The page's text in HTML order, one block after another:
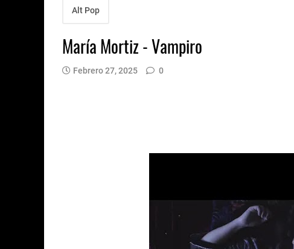
Alt Pop
María Mortiz - Vampiro
Febrero 27, 2025 0